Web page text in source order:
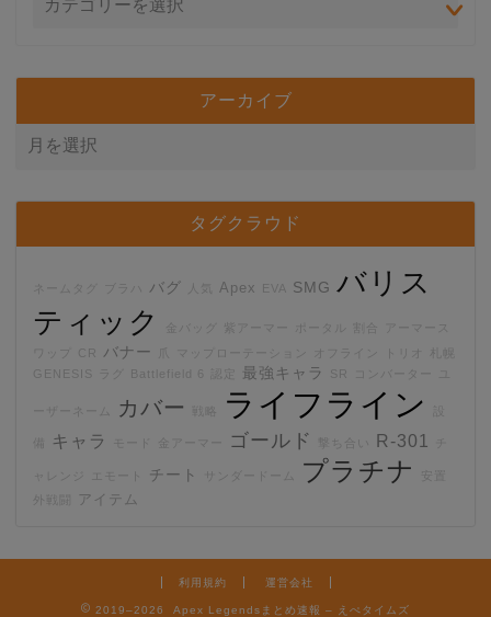
アーカイブ
タグクラウド
ネームタグ ブラハ バグ 人気 Apex EVA SMG バリス
ティック
紫アーマー ポータル
アーマース
CR バナー マップローテーション オフライン トリオ
GENESIS
ラグ Battlefield 6 認定 最強キャラ SR コンバーター
ーザーネーム カバー 戦略 ライフライン
備 キャラ 金アーマー ゴールド 撃ち合い R-301
エモート チート サンダードーム プラチナ
安置
アイテム
利用規約 運営会社
2019–2026 Apex Legendsまとめ速報 – えぺタイムズ